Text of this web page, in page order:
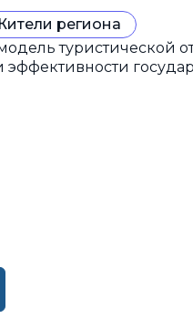
региона
туристической